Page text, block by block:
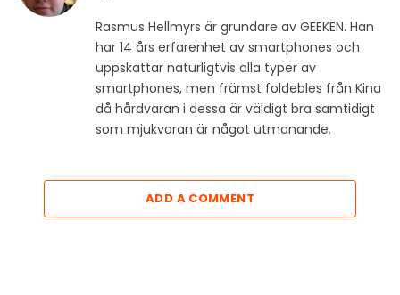
Rasmus Hellmyrs är grundare av GEEKEN. Han
har 14 års erfarenhet av smartphones och
uppskattar naturligtvis alla typer av
smartphones, men främst foldebles från Kina
då hårdvaran i dessa är väldigt bra samtidigt
som mjukvaran är något utmanande.
ADD A COMMENT